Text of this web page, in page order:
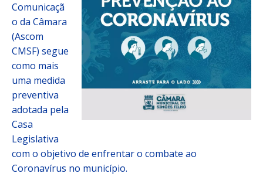
Comunicaçã
o da Câmara
(Ascom
CMSF) segue
como mais
uma medida
preventiva
adotada pela
Casa
Legislativa
com o objetivo de enfrentar o combate ao
Coronavírus no município.